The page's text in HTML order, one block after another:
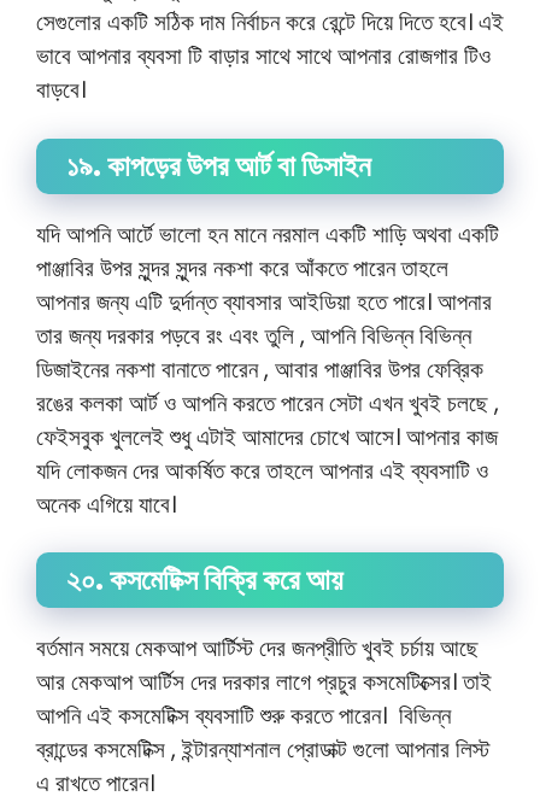
সেগুলোর একটি সঠিক দাম নির্বাচন করে রেন্টে দিয়ে দিতে হবে। এই
ভাবে আপনার ব্যবসা টি বাড়ার সাথে সাথে আপনার রোজগার টিও
বাড়বে।
১৯. কাপড়ের উপর আর্ট বা ডিসাইন
যদি আপনি আর্টে ভালো হন মানে নরমাল একটি শাড়ি অথবা একটি
পাঞ্জাবির উপর সুন্দর সুন্দর নকশা করে আঁকতে পারেন তাহলে
আপনার জন্য এটি দুর্দান্ত ব্যাবসার আইডিয়া হতে পারে। আপনার
তার জন্য দরকার পড়বে রং এবং তুলি , আপনি বিভিন্ন বিভিন্ন
ডিজাইনের নকশা বানাতে পারেন , আবার পাঞ্জাবির উপর ফেব্রিক
রঙের কলকা আর্ট ও আপনি করতে পারেন সেটা এখন খুবই চলছে ,
ফেইসবুক খুললেই শুধু এটাই আমাদের চোখে আসে। আপনার কাজ
যদি লোকজন দের আকর্ষিত করে তাহলে আপনার এই ব্যবসাটি ও
অনেক এগিয়ে যাবে।
২০. কসমেটিক্স বিক্রি করে আয়
বর্তমান সময়ে মেকআপ আর্টিস্ট দের জনপ্রীতি খুবই চর্চায় আছে
আর মেকআপ আর্টিস দের দরকার লাগে প্রচুর কসমেটিক্সের। তাই
আপনি এই কসমেটিক্স ব্যবসাটি শুরু করতে পারেন। বিভিন্ন
ব্রান্ডের কসমেটিক্স , ইন্টারন্যাশনাল প্রোডাক্ট গুলো আপনার লিস্ট
এ রাখতে পারেন।